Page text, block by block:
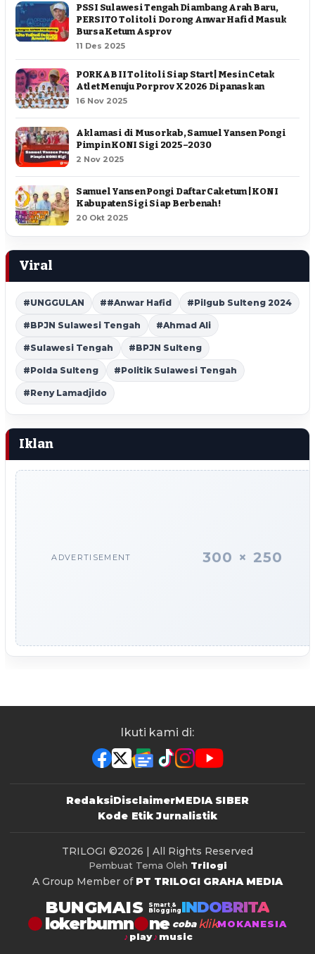
PSSI Sulawesi Tengah Diambang Arah Baru,
PERSITO Tolitoli Dorong Anwar Hafid Masuk
Bursa Ketum Asprov
11 Des 2025
PORKAB II Tolitoli Siap Start | Mesin Cetak
Atlet Menuju Porprov X 2026 Dipanaskan
16 Nov 2025
Aklamasi di Musorkab, Samuel Yansen Pongi
Pimpin KONI Sigi 2025–2030
2 Nov 2025
Samuel Yansen Pongi Daftar Caketum | KONI
Kabupaten Sigi Siap Berbenah !
20 Okt 2025
Viral
#UNGGULAN ##Anwar Hafid #Pilgub Sulteng 2024
#BPJN Sulawesi Tengah #Ahmad Ali
#Sulawesi Tengah #BPJN Sulteng
#Polda Sulteng #Politik Sulawesi Tengah
#Reny Lamadjido
Iklan
ADVERTISEMENT 300 × 250
Ikuti kami di:
RedaksiDisclaimerMEDIA SIBER
Kode Etik Jurnalistik
TRILOGI ©2026 | All Rights Reserved
Pembuat Tema Oleh Trilogi
A Group Member of PT TRILOGI GRAHA MEDIA
BUNGMAIS
Smart &
Blogging INDOBRITA
lokerbumn coba klikMOKANESIA
play
music